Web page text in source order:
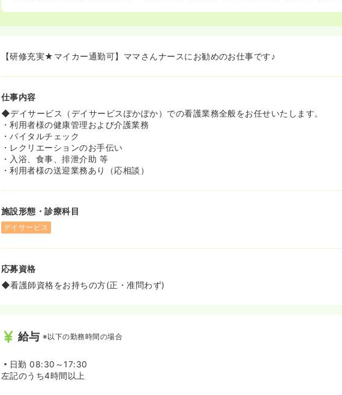
【研修充実★マイカー通勤可】ママさんナースにお勧めのお仕事です♪
仕事内容
◆デイサービス（デイサービスぽかぽか）での看護業務全般をお任せいたします。
・利用者様の健康管理および介護業務
・バイタルチェック
・レクリエーションのお手伝い
・入浴、食事、排泄介助 等
・利用者様の送迎業務あり（応相談）
施設形態・診療科目
デイサービス
応募資格
◆看護師資格をお持ちの方(正・准問わず)
給与 ※以下の勤務時間の場合
日勤 08:30～17:30
左記のうち4時間以上